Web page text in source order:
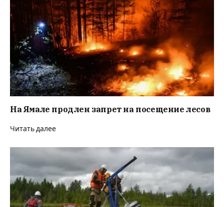
На Ямале продлен запрет на посещение лесов
Читать далее